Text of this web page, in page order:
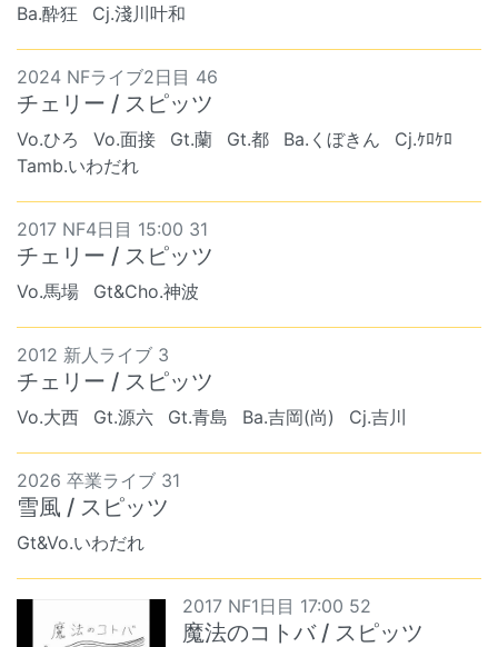
Ba.酔狂
Cj.淺川叶和
2024 NFライブ2日目 46
チェリー / スピッツ
Vo.ひろ Vo.面接 Gt.蘭 Gt.都 Ba.くぼきん
Cj.ｹﾛｹﾛ
Tamb.いわだれ
2017 NF4日目 15:00 31
チェリー / スピッツ
Vo.馬場 Gt&Cho.神波
2012 新人ライブ 3
チェリー / スピッツ
Vo.大西 Gt.源六 Gt.青島 Ba.吉岡(尚) Cj.吉川
2026 卒業ライブ 31
雪風 / スピッツ
Gt&Vo.いわだれ
2017 NF1日目 17:00 52
魔法のコトバ / スピッツ